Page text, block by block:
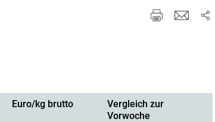
Euro/kg brutto
Vergleich zur
Vorwoche